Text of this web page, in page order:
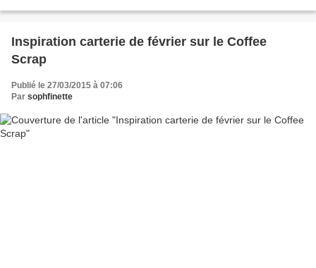
Inspiration carterie de février sur le Coffee
Scrap
Publié le 27/03/2015 à 07:06
Par sophfinette